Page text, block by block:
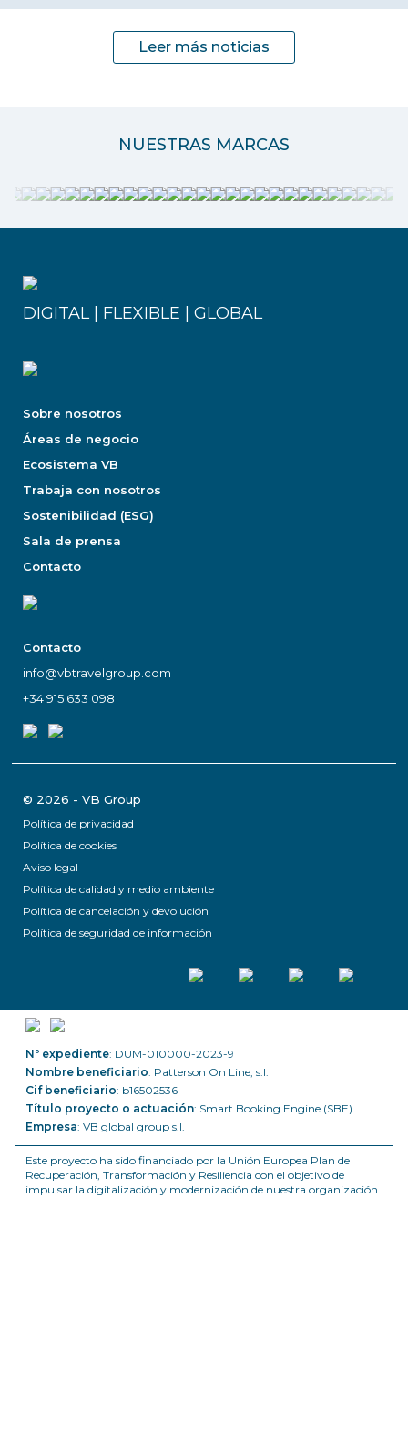
Leer más noticias
NUESTRAS MARCAS
DIGITAL | FLEXIBLE | GLOBAL
Sobre nosotros
Áreas de negocio
Ecosistema VB
Trabaja con nosotros
Sostenibilidad (ESG)
Sala de prensa
Contacto
Contacto
info@vbtravelgroup.com
+34 915 633 098
© 2026 - VB Group
Política de privacidad
Política de cookies
Aviso legal
Política de calidad y medio ambiente
Política de cancelación y devolución
Política de seguridad de información
Nº expediente: DUM-010000-2023-9
Nombre beneficiario: Patterson On Line, s.l.
Cif beneficiario: b16502536
Título proyecto o actuación: Smart Booking Engine (SBE)
Empresa: VB global group s.l.
Este proyecto ha sido financiado por la Unión Europea Plan de
Recuperación, Transformación y Resiliencia con el objetivo de
impulsar la digitalización y modernización de nuestra organización.